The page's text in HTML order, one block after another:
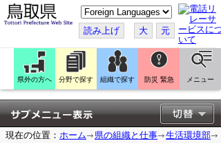
こ
の
ペ
ー
ジ
翻
訳
す
る
読み上げ 大 元
県外の方へ 分野で探す 組織で探す 防災 緊急 メニュー
現在の位置： ホーム 県の組織と仕事
生活環境部